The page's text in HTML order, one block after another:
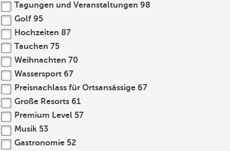
Tagungen und Veranstaltungen 98
Golf 95
Hochzeiten 87
Tauchen 75
Weihnachten 70
Wassersport 67
Preisnachlass für Ortsansässige 67
Große Resorts 61
Premium Level 57
Musik 53
Gastronomie 52